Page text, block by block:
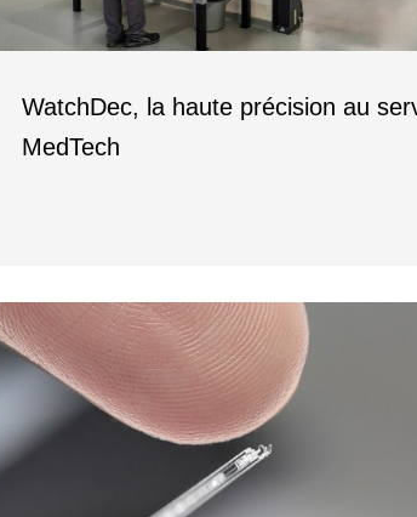
WatchDec, la haute précision au
MedTech